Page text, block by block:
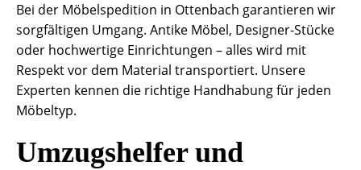
Bei der Möbelspedition in Ottenbach garantieren wir
sorgfältigen Umgang. Antike Möbel, Designer-Stücke
oder hochwertige Einrichtungen – alles wird mit
Respekt vor dem Material transportiert. Unsere
Experten kennen die richtige Handhabung für jeden
Möbeltyp.
Umzugshelfer und